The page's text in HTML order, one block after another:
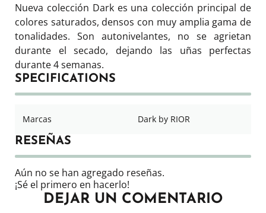
Nueva colección Dark es una colección principal de
colores saturados, densos con muy amplia gama de
tonalidades. Son autonivelantes, no se agrietan
durante el secado, dejando las uñas perfectas
durante 4 semanas.
SPECIFICATIONS
Marcas Dark by RIOR
RESEÑAS
Aún no se han agregado reseñas.
¡Sé el primero en hacerlo!
DEJAR UN COMENTARIO